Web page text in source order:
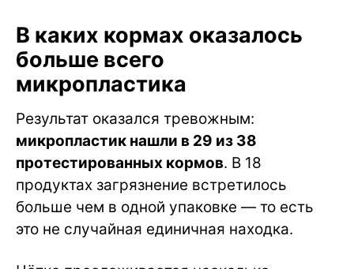
В каких кормах оказалось
больше всего
микропластика
Результат оказался тревожным:
микропластик нашли в 29 из 38
протестированных кормов. В 18
продуктах загрязнение встретилось
больше чем в одной упаковке — то есть
это не случайная единичная находка.